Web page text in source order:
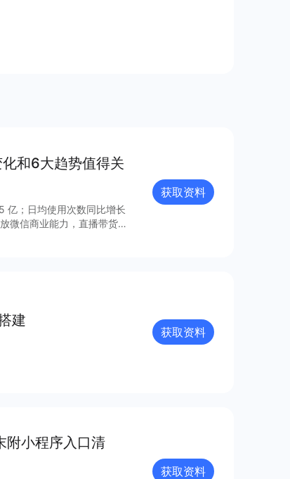
和6大趋势值得关
亿；日均使用次数同比增长
微信商业能力，直播带货
获取资料
建
获取资料
附小程序入口清
获取资料